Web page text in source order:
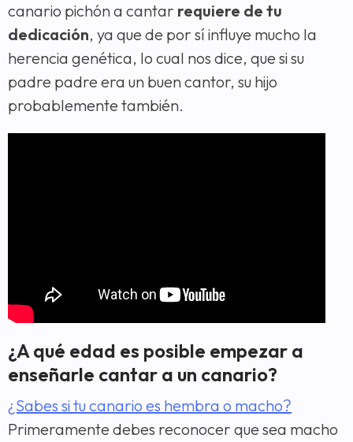
canario pichón a cantar requiere de tu
dedicación, ya que de por sí influye mucho la
herencia genética, lo cual nos dice, que si su
padre padre era un buen cantor, su hijo
probablemente también.
¿A qué edad es posible empezar a
enseñarle cantar a un canario?
¿Sabes si tu canario es hembra o macho?
Primeramente debes reconocer que sea macho